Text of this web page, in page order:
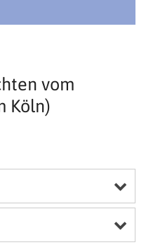
vom
Köln)